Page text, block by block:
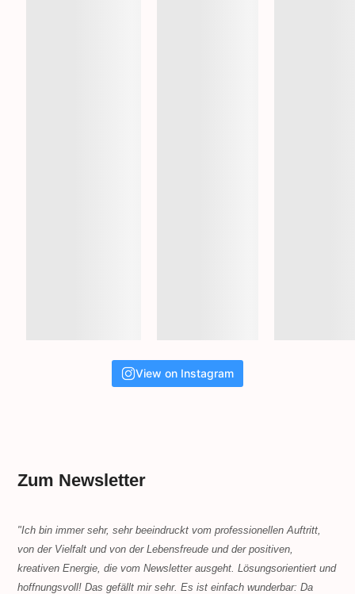
View on Instagram
Zum Newsletter
"Ich bin immer sehr, sehr beeindruckt vom professionellen Auftritt,
von der Vielfalt und von der Lebensfreude und der positiven,
kreativen Energie, die vom Newsletter ausgeht. Lösungsorientiert und
hoffnungsvoll! Das gefällt mir sehr. Es ist einfach wunderbar: Da